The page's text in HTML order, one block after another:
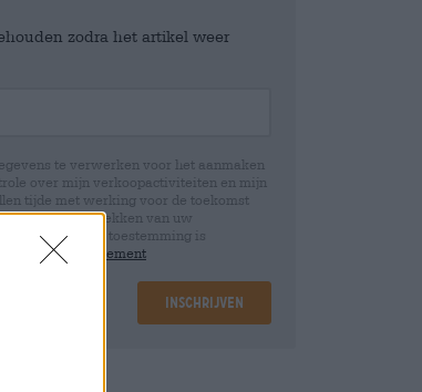
zodra het artikel weer
te verwerken voor het aanmaken
over mijn verkoopactiviteiten en mijn
tijde met werking voor de toekomst
u dat het intrekken van uw
basis van uw toestemming is
protection statement
Inschrijven